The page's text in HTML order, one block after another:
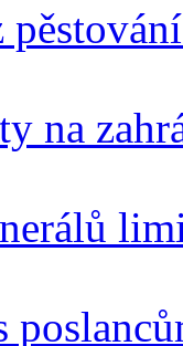
na